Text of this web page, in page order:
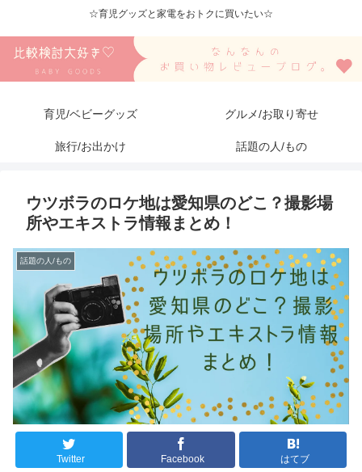
☆育児グッズと家電をおトクに買いたい☆
育児/ベビーグッズ グルメ/お取り寄せ
旅行/お出かけ 話題の人/もの
ウツボラのロケ地は愛知県のどこ？撮影場
所やエキストラ情報まとめ！
話題の人/もの
Twitter Facebook はてブ